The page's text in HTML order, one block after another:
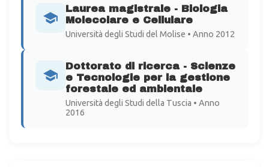
Laurea magistrale - Biologia
Molecolare e Cellulare
Università degli Studi del Molise • Anno 2012
Dottorato di ricerca - Scienze
e Tecnologie per la gestione
forestale ed ambientale
Università degli Studi della Tuscia • Anno
2016